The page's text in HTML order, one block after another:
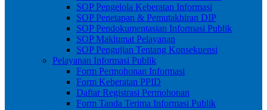
SOP Pengelola Keberatan Informasi
SOP Penetapan & Pemutakhiran DIP
SOP Pendokumentasian Informasi Publik
SOP Maklumat Pelayanan
SOP Pengujian Tentang Konsekuensi
Pelayanan Informasi Publik
Form Permohonan Informasi
Form Keberatan PPID
Daftar Registrasi Permohonan
Form Tanda Terima Informasi Publik